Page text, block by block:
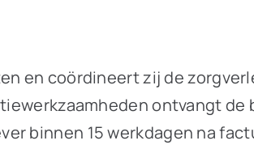
en coördineert zij de
ontvangt de
binnen 15 werkdagen na